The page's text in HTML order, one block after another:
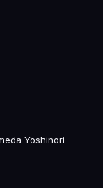
Yoshinori